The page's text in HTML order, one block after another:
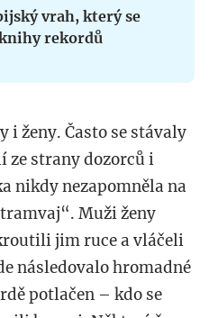
vrah, který se
rekordů
i ženy. Často se stávaly
ze strany dozorců i
nikdy nezapomněla na
Muži ženy
jim ruce a vláčeli
následovalo hromadné
potlačen – kdo se